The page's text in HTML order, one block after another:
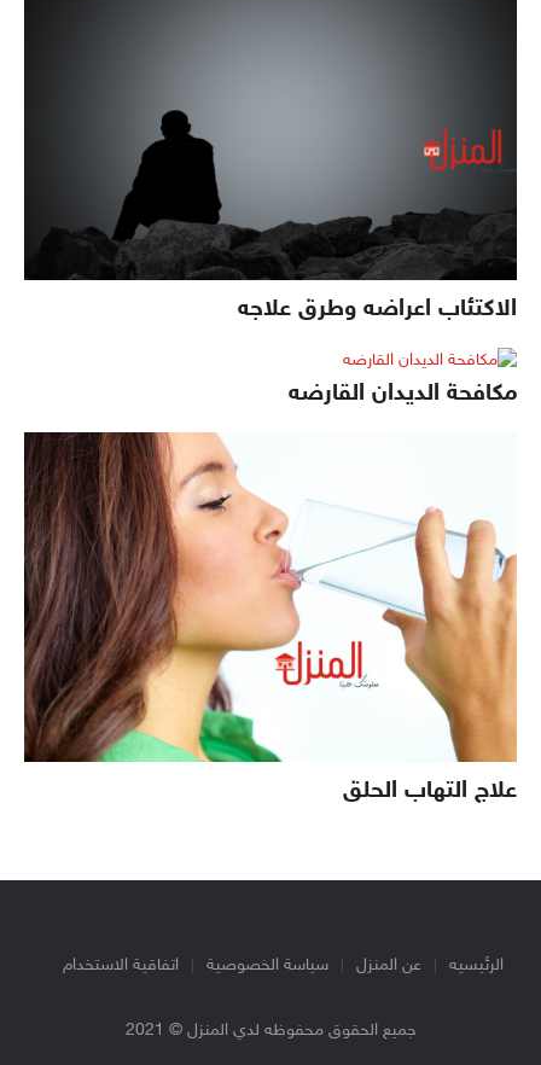
الاكتئاب اعراضه وطرق علاجه
مكافحة الديدان القارضه
علاج التهاب الحلق
الرئيسيه عن المنزل سياسة الخصوصية اتفاقية الاستخدام
جميع الحقوق محفوظه لدي المنزل © 2021